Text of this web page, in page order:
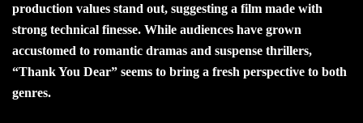
production values stand out, suggesting a film made with
strong technical finesse. While audiences have grown
accustomed to romantic dramas and suspense thrillers,
“Thank You Dear” seems to bring a fresh perspective to both
genres.